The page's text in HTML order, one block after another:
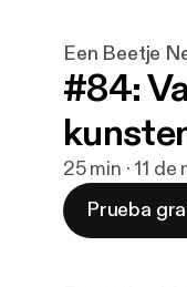
Een Beetje
#84:
25 min · 11
Prueba